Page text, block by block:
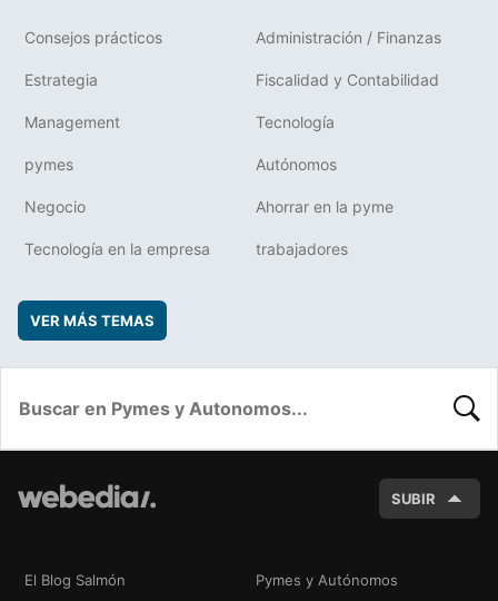
Consejos prácticos Administración / Finanzas
Estrategia Fiscalidad y Contabilidad
Management Tecnología
pymes Autónomos
Negocio Ahorrar en la pyme
Tecnología en la empresa trabajadores
VER MÁS TEMAS
SUBIR
El Blog Salmón Pymes y Autónomos